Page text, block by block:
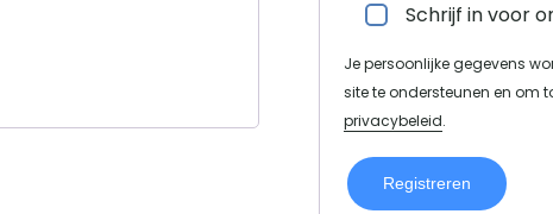
Schrijf in voor
Je persoonlijke gegevens
site te ondersteunen en om
privacybeleid.
Registreren